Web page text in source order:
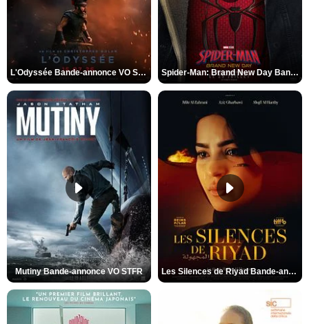
L'Odyssée Bande-annonce VO STFR Spider-Man: Brand New Day Bande-annonce VO STFR
Mutiny Bande-annonce VO STFR Les Silences de Riyad Bande-annonce VO STFR